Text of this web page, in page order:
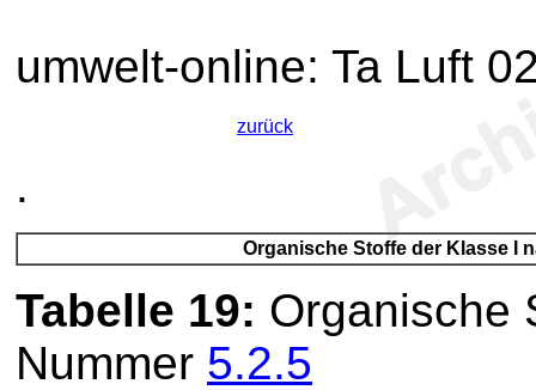
umwelt-online: Ta Luft
zurück
.
Organische Stoffe der Klasse I
Tabelle 19: Organische
Nummer 5.2.5